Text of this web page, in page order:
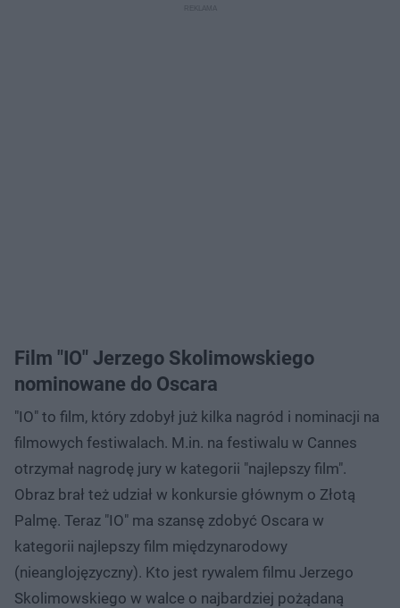
Film "IO" Jerzego Skolimowskiego
nominowane do Oscara
"IO" to film, który zdobył już kilka nagród i nominacji na
filmowych festiwalach. M.in. na festiwalu w Cannes
otrzymał nagrodę jury w kategorii "najlepszy film".
Obraz brał też udział w konkursie głównym o Złotą
Palmę. Teraz "IO" ma szansę zdobyć Oscara w
kategorii najlepszy film międzynarodowy
(nieanglojęzyczny). Kto jest rywalem filmu Jerzego
Skolimowskiego w walce o najbardziej pożądaną